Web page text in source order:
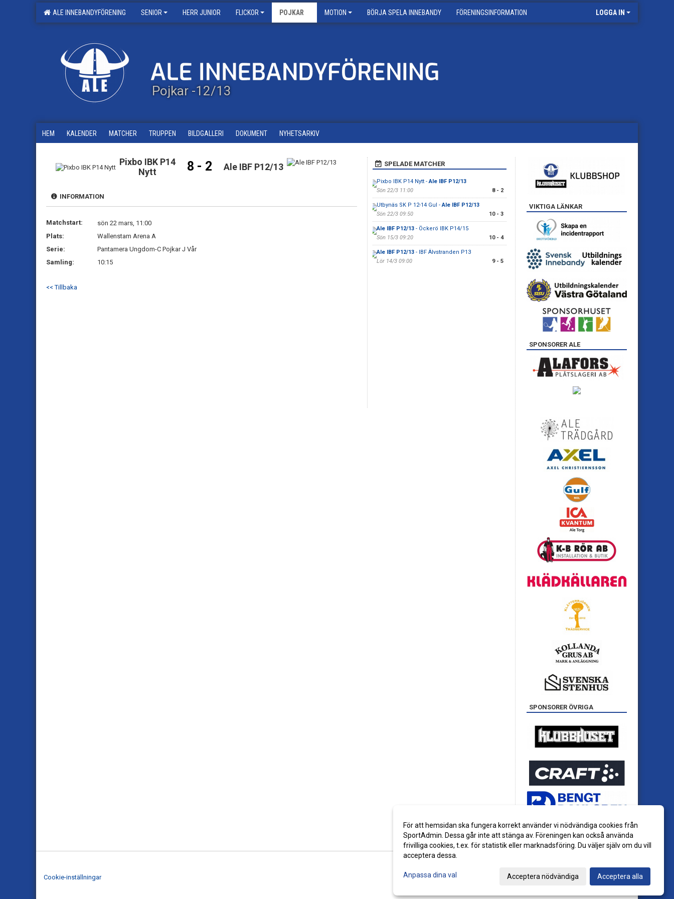
ALE INNEBANDYFÖRENING SENIOR HERR JUNIOR FLICKOR POJKAR MOTION BÖRJA SPELA INNEBANDY FÖRENINGSINFORMATION LOGGA IN
Pojkar -12/13
HEM KALENDER MATCHER TRUPPEN BILDGALLERI DOKUMENT NYHETSARKIV
Pixbo IBK P14
Nytt
8 - 2 Ale IBF P12/13
INFORMATION
Matchstart:
sön 22 mars, 11:00
Plats:
Wallenstam Arena A
Serie:
Pantamera Ungdom-C Pojkar J Vår
Samling:
10:15
<< Tillbaka
SPELADE MATCHER
Pixbo IBK P14 Nytt -Ale IBF P12/13
Sön 22/3 11:00
8 - 2
Utbynäs SK P 12-14 Gul -Ale IBF P12/13
Sön 22/3 09:50
10 - 3
Ale IBF P12/13- Öckerö IBK P14/15
Sön 15/3 09:20
10 - 4
Ale IBF P12/13- IBF Älvstranden P13
Lör 14/3 09:00
9 - 5
VIKTIGA LÄNKAR
SPONSORER ALE
SPONSORER ÖVRIGA
Cookie-inställningar
För att hemsidan ska fungera korrekt använder vi nödvändiga cookies från
SportAdmin. Dessa går inte att stänga av. Föreningen kan också använda
frivilliga cookies, t.ex. för statistik eller marknadsföring. Du väljer själv om du vill
acceptera dessa.
Anpassa dina val Acceptera nödvändiga Acceptera alla